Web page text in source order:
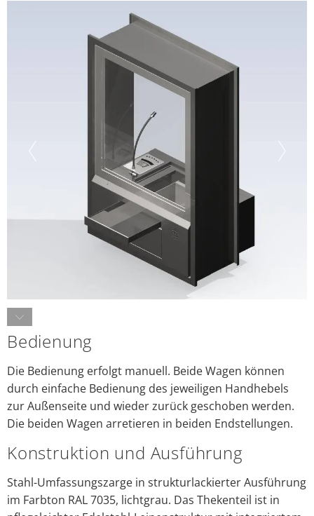
Bedienung
Die Bedienung erfolgt manuell. Beide Wagen können
durch einfache Bedienung des jeweiligen Handhebels
zur Außenseite und wieder zurück geschoben werden.
Die beiden Wagen arretieren in beiden Endstellungen.
Konstruktion und Ausführung
Stahl-Umfassungszarge in strukturlackierter Ausführung
im Farbton RAL 7035, lichtgrau. Das Thekenteil ist in